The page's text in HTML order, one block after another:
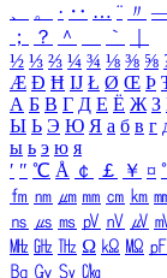
、
。 · ‥ … ¨ 〃
；
？ ＾ ｀
½ ⅓ ⅔ ¼ ¾ ⅛ ⅜ ⅝
Æ Ð Ħ Ĳ Ł Ø Œ Þ
А Б В Г Д Е Ё Ж З
Ы Ь Э Ю Я а б в г
ы ь э ю я
′ ″ ℃ Å ￠ ￡ ￥ ¤
㎙ ㎚ ㎛ ㎜ ㎝ ㎞
㎱ ㎲ ㎳ ㎴ ㎵ ㎶
㎒ ㎓ ㎔ Ω ㏀ ㏁ ㎊
㏃ ㏉ ㏜ ㏆